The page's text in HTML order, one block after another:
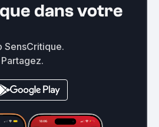
dans votre
SensCritique.